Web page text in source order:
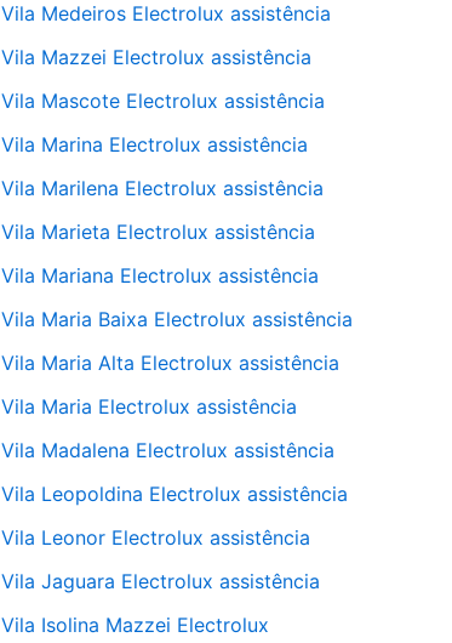
Vila Medeiros Electrolux assistência
Vila Mazzei Electrolux assistência
Vila Mascote Electrolux assistência
Vila Marina Electrolux assistência
Vila Marilena Electrolux assistência
Vila Marieta Electrolux assistência
Vila Mariana Electrolux assistência
Vila Maria Baixa Electrolux assistência
Vila Maria Alta Electrolux assistência
Vila Maria Electrolux assistência
Vila Madalena Electrolux assistência
Vila Leopoldina Electrolux assistência
Vila Leonor Electrolux assistência
Vila Jaguara Electrolux assistência
Vila Isolina Mazzei Electrolux